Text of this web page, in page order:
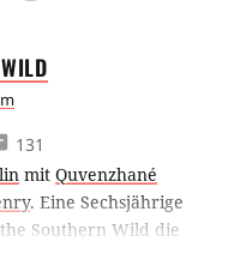
WILD
131
mit Quvenzhané
. Eine Sechsjährige
Southern Wild die